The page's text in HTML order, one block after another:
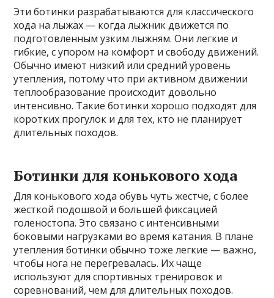
Эти ботинки разрабатываются для классического
хода на лыжах — когда лыжник движется по
подготовленным узким лыжням. Они легкие и
гибкие, с упором на комфорт и свободу движений.
Обычно имеют низкий или средний уровень
утепления, потому что при активном движении
теплообразование происходит довольно
интенсивно. Такие ботинки хорошо подходят для
коротких прогулок и для тех, кто не планирует
длительных походов.
Ботинки для конькового хода
Для конькового хода обувь чуть жестче, с более
жесткой подошвой и большей фиксацией
голеностопа. Это связано с интенсивными
боковыми нагрузками во время катания. В плане
утепления ботинки обычно тоже легкие — важно,
чтобы нога не перегревалась. Их чаще
используют для спортивных тренировок и
соревнований, чем для длительных походов.